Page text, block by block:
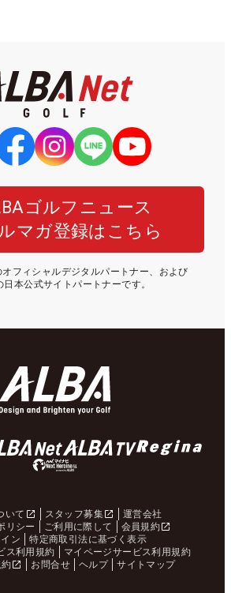
ゴルフニュース
マガ登録はこちら
フィシャルデジタルパートナー、および
日本公式サイトパートナーです。
いて スタッフ募集
運営会社
リシー
ご利用に際して
会員規約
ン
特定商取引法に基づく表示
ス利用規約
マイページサービス利用規約
お問合せ ヘルプ サイトマップ